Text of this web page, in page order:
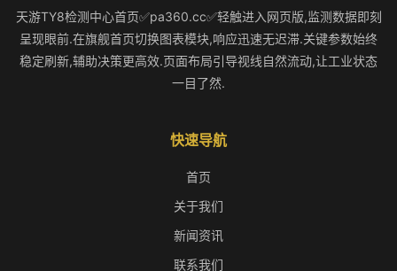
天游TY8检测中心首页✅pa360.cc✅轻触进入网页版,监测数据即刻
呈现眼前.在旗舰首页切换图表模块,响应迅速无迟滞.关键参数始终
稳定刷新,辅助决策更高效.页面布局引导视线自然流动,让工业状态
一目了然.
快速导航
首页
关于我们
新闻资讯
联系我们